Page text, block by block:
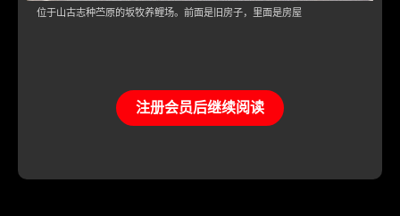
位于山古志种苎原的坂牧养鲤场。前面是旧房子，里面是房屋
注册会员后继续阅读